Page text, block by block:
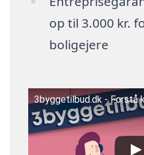
op til 3.000 kr.
boligejere
3byggetilbud.dk - Forstå